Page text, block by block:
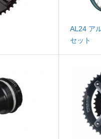
AL24 ア
セット